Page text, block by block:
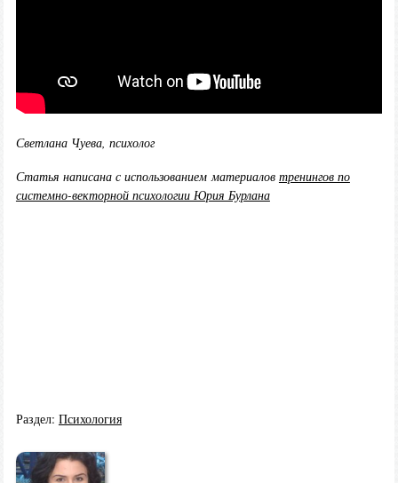
Светлана Чуева, психолог
Статья написана с использованием материалов тренингов по
системно-векторной психологии Юрия Бурлана
Раздел: Психология